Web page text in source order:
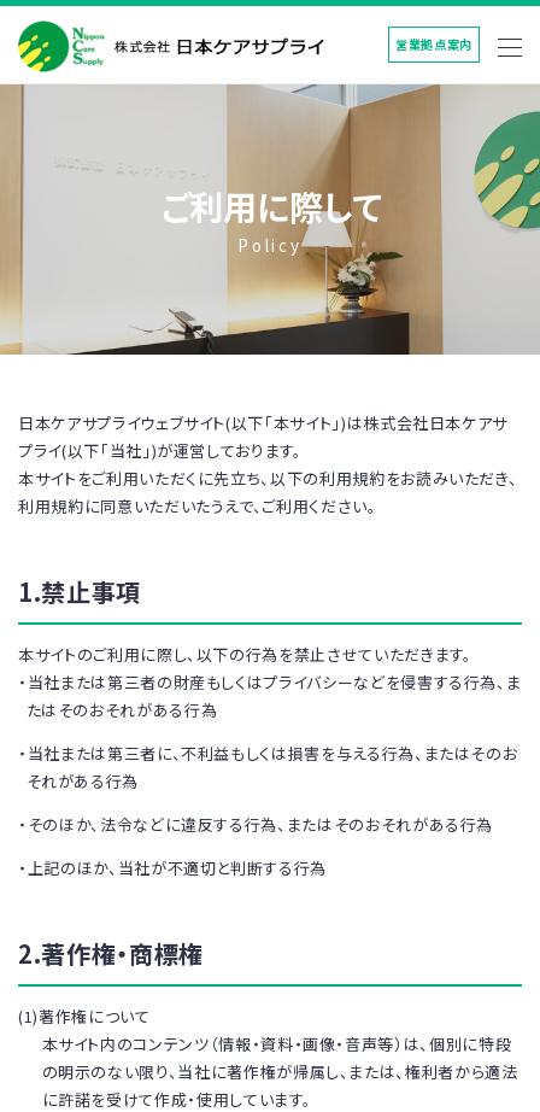
営業拠点案内
ご利用に際して
Policy
日本ケアサプライウェブサイト(以下「本サイト」)は株式会社日本ケアサ
プライ(以下「当社」)が運営しております。
本サイトをご利用いただくに先立ち、以下の利用規約をお読みいただき、
利用規約に同意いただいたうえで、ご利用ください。
1.禁止事項
本サイトのご利用に際し、以下の行為を禁止させていただきます。
・当社または第三者の財産もしくはプライバシーなどを侵害する行為、ま
たはそのおそれがある行為
・当社または第三者に、不利益もしくは損害を与える行為、またはそのお
それがある行為
・そのほか、法令などに違反する行為、またはそのおそれがある行為
・上記のほか、当社が不適切と判断する行為
2.著作権・商標権
(1)著作権について
本サイト内のコンテンツ（情報・資料・画像・音声等）は、個別に特段
の明示のない限り、当社に著作権が帰属し、または、権利者から適法
に許諾を受けて作成・使用しています。